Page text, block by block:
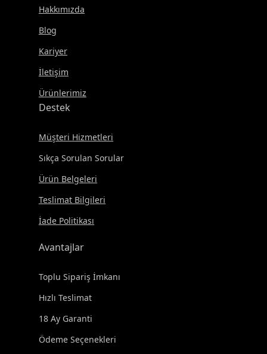
Hakkımızda
Blog
Kariyer
İletişim
Ürünlerimiz
Destek
Müşteri Hizmetleri
Sıkça Sorulan Sorular
Ürün Belgeleri
Teslimat Bilgileri
İade Politikası
Avantajlar
Toplu Sipariş İmkanı
Hızlı Teslimat
18 Ay Garanti
Ödeme Seçenekleri